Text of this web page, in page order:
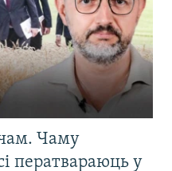
Чаму
ператвараюць у